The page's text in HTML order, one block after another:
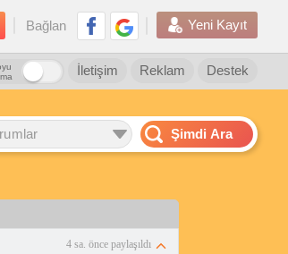
Bağlan Yeni Kayıt
Destek
Reklam
İletişim
Şimdi Ara
4 sa. önce paylaşıldı